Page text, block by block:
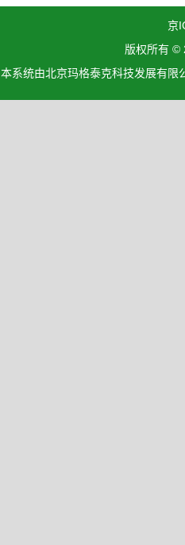
京
版权所有 ©
本系统由北京玛格泰克科技发展有